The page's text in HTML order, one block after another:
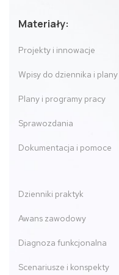
Materiały:
Projekty i innowacje
Wpisy do dziennika i
Plany i programy pracy
Sprawozdania
Dokumentacja i pomoce
Dzienniki praktyk
Awans zawodowy
Diagnoza funkcjonalna
Scenariusze i konspekty